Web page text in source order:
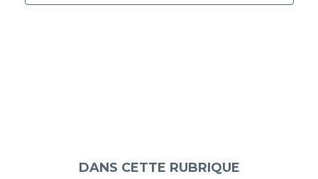
DANS CETTE RUBRIQUE